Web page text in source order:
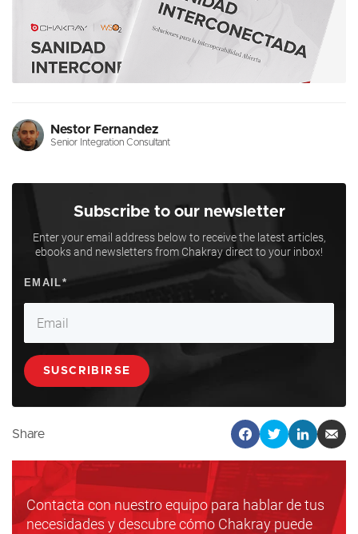
Nestor Fernandez
Senior Integration Consultant
Subscribe to our newsletter
Enter your email address below to receive the latest articles,
ebooks and newsletters from Chakray direct to your inbox!
Share
Contacta con nuestro equipo para hablar de tus
necesidades y descubre cómo Chakray puede